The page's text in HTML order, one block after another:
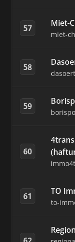
57 Miet-
miet-
58
59
60
61 TO
to-